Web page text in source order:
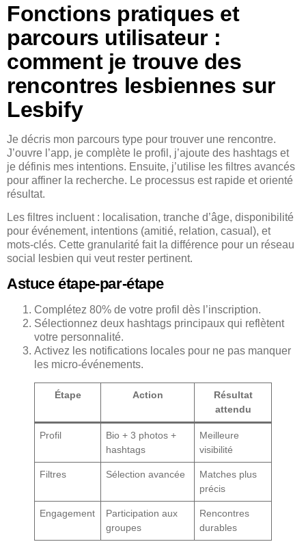
Fonctions pratiques et
parcours utilisateur :
comment je trouve des
rencontres lesbiennes sur
Lesbify
Je décris mon parcours type pour trouver une rencontre.
J’ouvre l’app, je complète le profil, j’ajoute des hashtags et
je définis mes intentions. Ensuite, j’utilise les filtres avancés
pour affiner la recherche. Le processus est rapide et orienté
résultat.
Les filtres incluent : localisation, tranche d’âge, disponibilité
pour événement, intentions (amitié, relation, casual), et
mots-clés. Cette granularité fait la différence pour un réseau
social lesbien qui veut rester pertinent.
Astuce étape-par-étape
Complétez 80% de votre profil dès l’inscription.
Sélectionnez deux hashtags principaux qui reflètent
votre personnalité.
Activez les notifications locales pour ne pas manquer
les micro-événements.
Étape Action
Résultat
attendu
Profil
Bio + 3 photos +
hashtags
Meilleure
visibilité
Filtres Sélection avancée
Matches plus
précis
Engagement
Participation aux
groupes
Rencontres
durables